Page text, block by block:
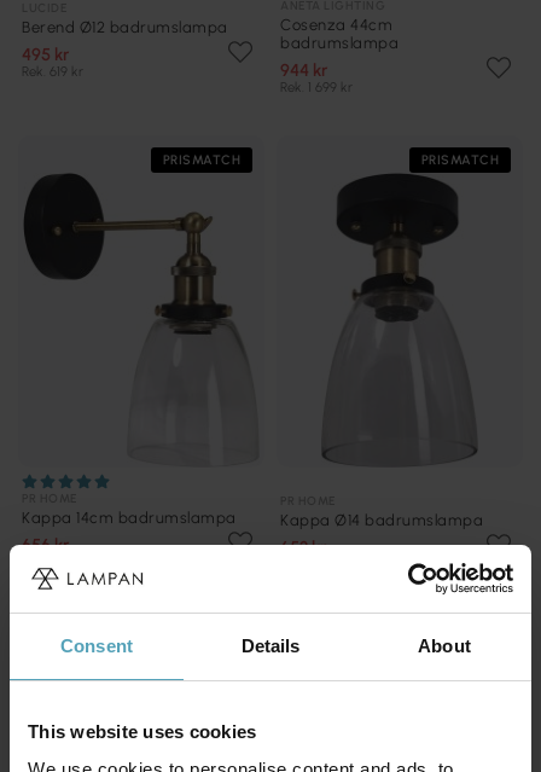
Consent Details About
This website uses cookies
Berend Ø12 badrumslampa
495 kr
Rek. 619 kr
Cosenza 44cm
badrumslampa
944 kr
Rek. 1 699 kr
PRISMATCH
Kappa 14cm badrumslampa
656 kr
PRISMATCH
Kappa Ø14 badrumslampa
653 kr
PRISMATCH